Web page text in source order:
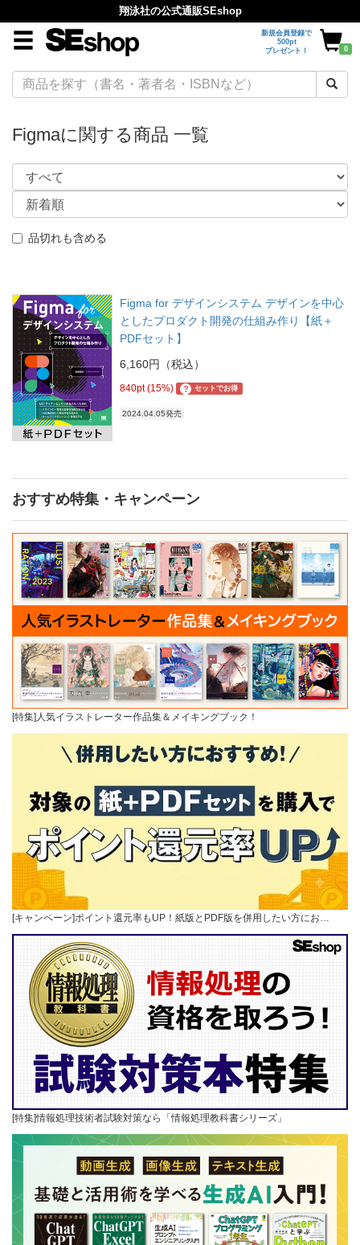
翔泳社の公式通販SEshop
新規会員登録で
500pt
プレゼント！
0
Figmaに関する商品 一覧
品切れも含める
Figma for デザインシステム デザインを中心
としたプロダクト開発の仕組み作り【紙＋
PDFセット】
6,160円（税込）
840pt (15%) ? セットでお得
2024.04.05発売
おすすめ特集・キャンペーン
[特集]人気イラストレーター作品集＆メイキングブック！
[キャンペーン]ポイント還元率もUP！紙版とPDF版を併用したい方にお…
[特集]情報処理技術者試験対策なら「情報処理教科書シリーズ」